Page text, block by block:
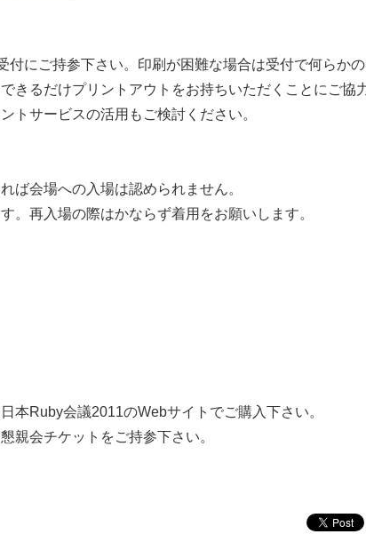
にご持参下さい。印刷が困難な場合は受付で何らか
きるだけプリントアウトをお持ちいただくことにご協
トサービスの活用もご検討ください。
ば会場への入場は認められません。
。再入場の際はかならず着用をお願いします。
本Ruby会議2011のWebサイトでご購入下さい。
親会チケットをご持参下さい。